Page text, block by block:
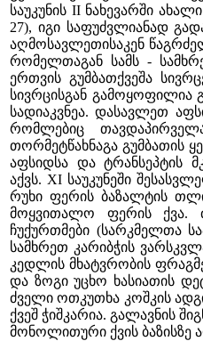
საუკუნის II ნახევარში
27), იგი საფუძვლიანად
აღმოსავლეთისაკენ
რომელთაგან სამს -
ერთვის გუმბათქვეშა
სივრცისგან გამოყოფილია
სადიაკვნეა. დასავლეთ
რომლებიც
თორმეტწახნაგა გუმბათის
აფსიდსა და ტრანსეპტის
აქვს. XI საუკუნეში
რუხი ფერის ბაზალტის
მოყვითალო ფერის ქვა.
ჩუქურთმები (სარკმელთა
სამხრეთ კარიბჭის
კედლის მხატვრობის
და ზოგი უცხო ხასიათის
ძველი ოთკუთხა კოშკის
ქვეშ ჭიშკარია. გალავნის
მონოლითური ქვის ბაზისზე